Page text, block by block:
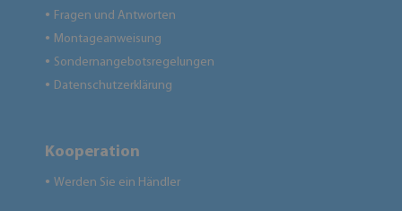
● Fragen und Antworten
● Montageanweisung
● Sondernangebotsregelungen
● Datenschutzerklärung
Kooperation
● Werden Sie ein Händler